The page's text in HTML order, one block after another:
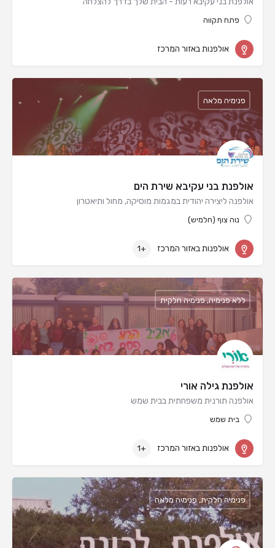
פתח תקווה
אולפנות באזור המרכז
אולפנת בני עקיבא שירת הים
אולפנה ליצירה יהודית במגמות מוסיקה, מחול ותיאטרון
נוה צוף (חלמיש)
פנימיה מלאה
אולפנות באזור המרכז +1
אולפנת גילה אורי
אולפנה תורנית משפחתית בבית שמש
בית שמש
ללא פנימיה, פנימיה חלקית
אולפנות באזור המרכז +1
פנימיה חלקית, פנימיה מלאה